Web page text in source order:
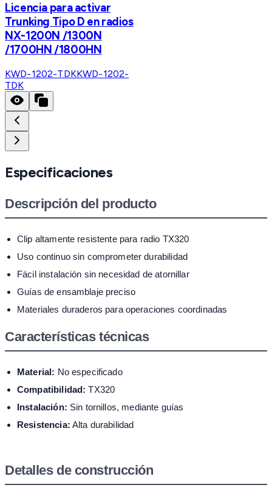
Licencia para activar
Trunking Tipo D en radios
NX-1200N /1300N
/1700HN /1800HN
KWD-1202-TDKKWD-1202-
TDK
Especificaciones
Descripción del producto
Clip altamente resistente para radio TX320
Uso continuo sin comprometer durabilidad
Fácil instalación sin necesidad de atornillar
Guías de ensamblaje preciso
Materiales duraderos para operaciones coordinadas
Características técnicas
Material: No especificado
Compatibilidad: TX320
Instalación: Sin tornillos, mediante guías
Resistencia: Alta durabilidad
Detalles de construcción